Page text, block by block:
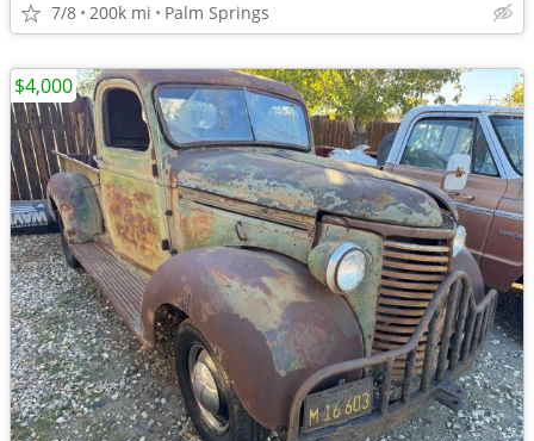
7/8 200k mi Palm Springs
$4,000